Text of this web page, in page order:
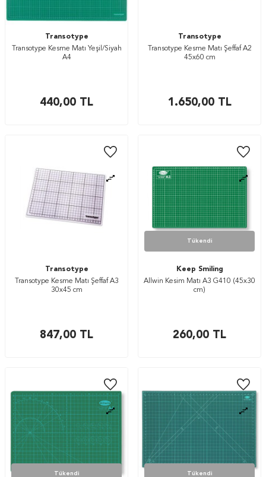
Transotype
Transotype Kesme Matı Yeşil/Siyah
A4
440,00 TL
Transotype
Transotype Kesme Matı Şeffaf A2
45x60 cm
1.650,00TL
Transotype
Transotype Kesme Matı Şeffaf A3
30x45 cm
847,00 TL
Tükendi
Keep Smiling
Allwin Kesim Matı A3 G410 (45x30
cm)
260,00 TL
Tükendi Tükendi